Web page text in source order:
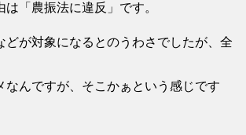
は「農振法に違反」です。
どが対象になるとのうわさでしたが、全
なんですが、そこかぁという感じです